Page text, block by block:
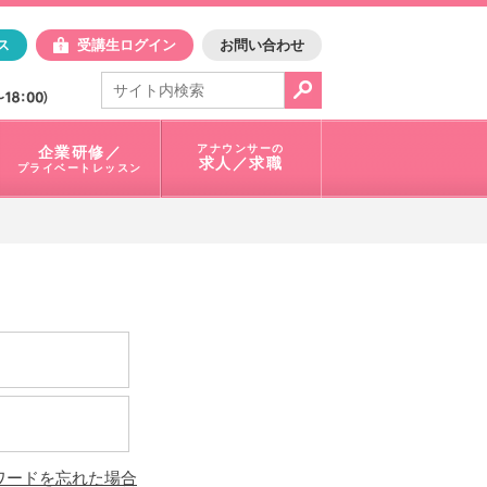
アスク
受講生ログイン お問い合わせ
電話で問合せ：
03-3401-1010
企業研修／
プライベートレッスン
アナウンサーの
求人／求職
ードを忘れた場合